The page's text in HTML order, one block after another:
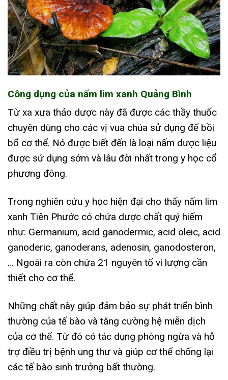
Công dụng của nấm lim xanh Quảng Bình
Từ xa xưa thảo dược này đã được các thầy thuốc
chuyên dùng cho các vị vua chúa sử dụng để bồi
bổ cơ thể. Nó được biết đến là loại nấm dược liệu
được sử dụng sớm và lâu đời nhất trong y học cổ
phương đông.
Trong nghiên cứu y học hiện đại cho thấy nấm lim
xanh Tiên Phước có chứa dược chất quý hiếm
như: Germanium, acid ganodermic, acid oleic, acid
ganoderic, ganoderans, adenosin, ganodosteron,
… Ngoài ra còn chứa 21 nguyên tố vi lượng cần
thiết cho cơ thể.
Những chất này giúp đảm bảo sự phát triển bình
thường của tế bào và tăng cường hệ miễn dịch
của cơ thể. Từ đó có tác dụng phòng ngừa và hỗ
trợ điều trị bệnh ung thư và giúp cơ thể chống lại
các tế bào sinh trưởng bất thường.